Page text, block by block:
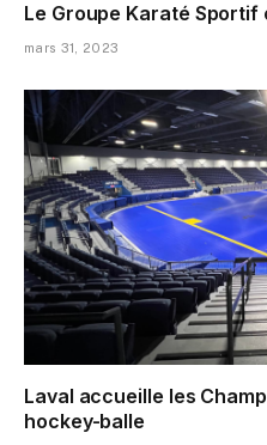
Le Groupe Karaté
mars 31, 2023
Laval accueille les
hockey-balle